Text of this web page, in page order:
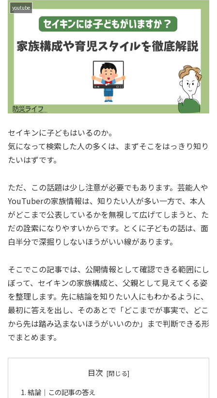
youtube
セイキンに子どもはいるのか。
気になって検索した人の多くは、まずそこをはっきり知り
たいはずです。
ただ、この話題は少し注意が必要でもあります。芸能人や
YouTuberの家族情報は、知りたい人が多い一方で、本人
がどこまで公表しているかを無視して広げてしまうと、た
だの詮索になりやすいからです。とくに子どもの話は、面
白半分で深掘りしないほうがいい線があります。
そこでこの記事では、公開情報として確認できる範囲にし
ぼって、セイキンの家族構成と、父親として見えてくる姿
を整理します。先に結論を知りたい人にもわかるように、
最初に答えを出し、そのあとで「どこまでが事実で、どこ
から先は踏み込まないほうがいいのか」まで判断できる形
でまとめます。
目次
結論｜この記事の答え